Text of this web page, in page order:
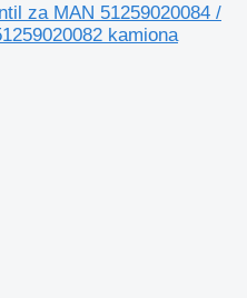
za MAN 51259020084 /
kamiona